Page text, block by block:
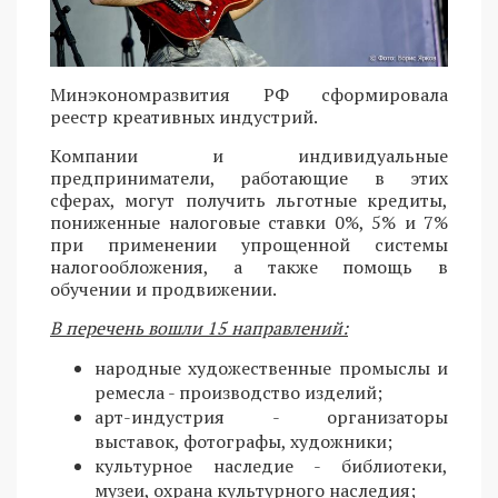
Минэкономразвития РФ сформировала
реестр креативных индустрий.
Компании и индивидуальные
предприниматели, работающие в этих
сферах, могут получить льготные кредиты,
пониженные налоговые ставки 0%, 5% и 7%
при применении упрощенной системы
налогообложения, а также помощь в
обучении и продвижении.
В перечень вошли 15 направлений:
народные художественные промыслы и
ремесла - производство изделий;
арт-индустрия - организаторы
выставок, фотографы, художники;
культурное наследие - библиотеки,
музеи, охрана культурного наследия;